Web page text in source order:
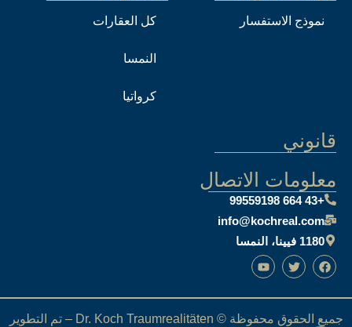
نموذج الاستفسار كل العقارات
النمسا
كرواتيا
قانوني
معلومات الاتصال
+43 664 99559198
info@kochreal.com
1180 فيينا، النمسا
جميع الحقوق محفوظة © Dr. Koch Traumrealitäten – تم التطوير